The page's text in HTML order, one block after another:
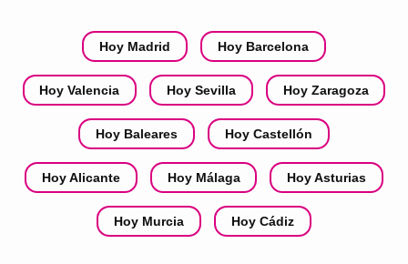
Hoy Madrid Hoy Barcelona
Hoy Valencia Hoy Sevilla Hoy Zaragoza
Hoy Baleares Hoy Castellón
Hoy Alicante Hoy Málaga Hoy Asturias
Hoy Murcia Hoy Cádiz